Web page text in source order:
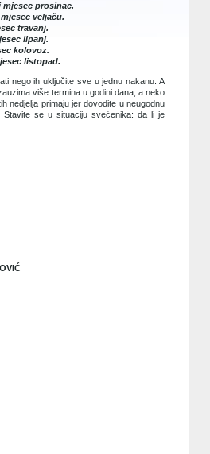
prosinac.
veljaču.
travanj.
lipanj.
kolovoz.
listopad.
nego ih uključite sve u jednu nakanu. A
više termina u godini dana, a neko
nedjelja primaju jer dovodite u neugodnu
se u situaciju svećenika: da li je